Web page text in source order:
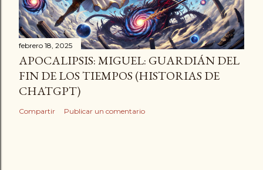
febrero 18, 2025
APOCALIPSIS: MIGUEL: GUARDIÁN DEL
FIN DE LOS TIEMPOS (HISTORIAS DE
CHATGPT)
Compartir Publicar un comentario